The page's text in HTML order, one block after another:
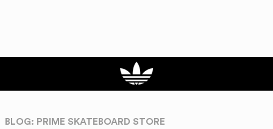
BLOG: PRIME SKATEBOARD STORE